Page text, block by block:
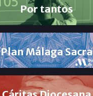
Por tantos
Plan Málaga Sacra